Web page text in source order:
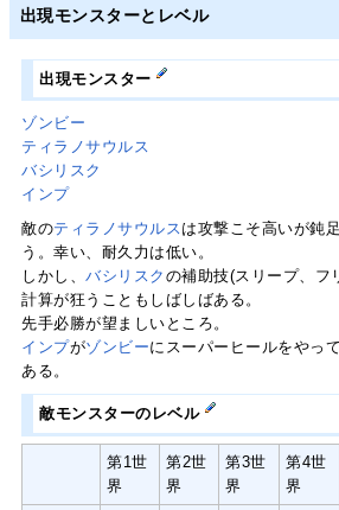
出現モンスターとレベル
出現モンスター
ゾンビー
ティラノサウルス
バシリスク
インプ
敵のティラノサウルスは攻撃こそ高いが鈍
う。幸い、耐久力は低い。
しかし、バシリスク の補助技(スリープ、フ
計算が狂うこともしばしばある。
先手必勝が望ましいところ。
インプがゾンビーにスーパーヒールをやっ
ある。
敵モンスターのレベル
第1世
界
第2世
界
第3世
界
第4世
界